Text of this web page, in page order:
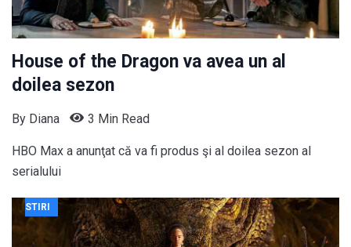
House of the Dragon va avea un al
doilea sezon
By Diana 3 Min Read
HBO Max a anunţat că va fi produs şi al doilea sezon al
serialului
STIRI